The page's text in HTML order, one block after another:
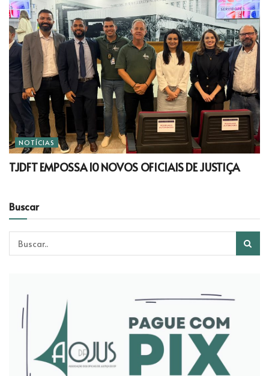
NOTÍCIAS
TJDFT EMPOSSA 10 NOVOS OFICIAIS DE JUSTIÇA
Buscar